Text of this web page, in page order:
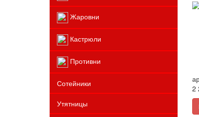
Жаровни
Кастрюли
Противни
Сотейники
Утятницы
2